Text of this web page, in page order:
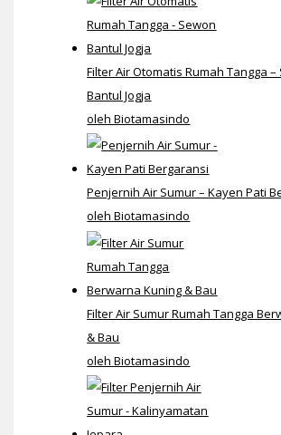
Filter Air Otomatis Rumah Tangga –
Bantul Jogja
oleh Biotamasindo
Penjernih Air Sumur – Kayen Pati
oleh Biotamasindo
Filter Air Sumur Rumah Tangga
& Bau
oleh Biotamasindo